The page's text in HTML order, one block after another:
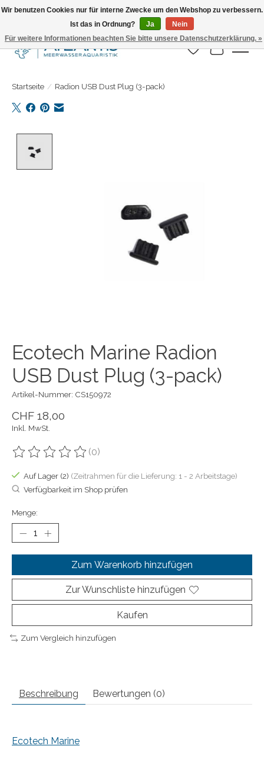
Täglicher Versand. Bestelle bis 15.00 Uhr
Wunschzettel
Ihr
Startseite / Radion USB Dust Plug (3-pack)
Ecotech Marine Radion
USB Dust Plug (3-pack)
Artikel-Nummer: CS150972
CHF 18,00
Inkl. MwSt.
Die Bewertung dieses Produkts ist
(0)
Auf Lager (2) (Zeitrahmen für die Lieferung: 1 - 2 Arbeitstage)
Verfügbarkeit im Shop prüfen
Menge:
Zum Warenkorb hinzufügen
Zur Wunschliste hinzufügen
Kaufen
Zum Vergleich hinzufügen
Beschreibung Bewertungen (0)
Ecotech Marine
Wir benutzen Cookies nur für interne Zwecke um den Webshop zu verbessern.
Ist das in Ordnung?
Ja
Nein
Für weitere Informationen beachten Sie bitte unsere Datenschutzerklärung. »